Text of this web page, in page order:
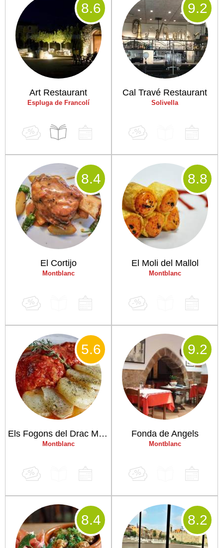
Art Restaurant
Espluga de Francolí
8.6
Cal Travé Restaurant
Solivella
9.2
El Cortijo
Montblanc
8.4
El Moli del Mallol
Montblanc
8.8
Els Fogons del Drac Montblanc
Montblanc
5.6
Fonda de Angels
Montblanc
9.2
8.4 8.2